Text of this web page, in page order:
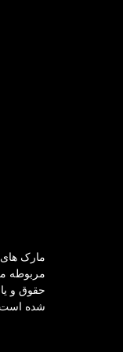
مارک های
حقوق و
شده